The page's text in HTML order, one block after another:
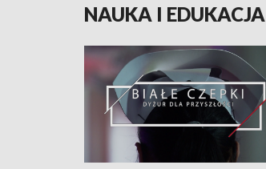
NAUKA I EDUKACJA